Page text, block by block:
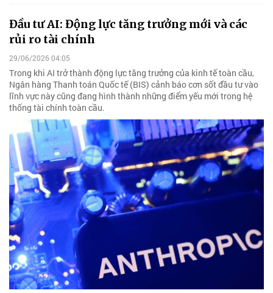
Đầu tư AI: Động lực tăng trưởng mới và các
rủi ro tài chính
29/06/2026 04:05
Trong khi AI trở thành động lực tăng trưởng của kinh tế toàn cầu,
Ngân hàng Thanh toán Quốc tế (BIS) cảnh báo cơn sốt đầu tư vào
lĩnh vực này cũng đang hình thành những điểm yếu mới trong hệ
thống tài chính toàn cầu.